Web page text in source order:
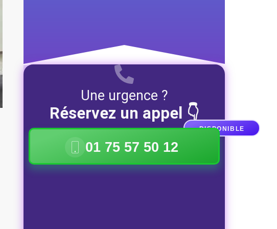
Une urgence ?
Réservez un appel 👇
01 75 57 50 12
DISPONIBLE